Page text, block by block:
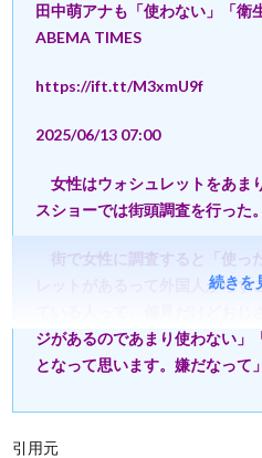
田中萌アナも「使わない」「衛
ABEMA TIMES
https://ift.tt/M3xmU9f
2025/06/13 07:00
女性はウォシュレットをあま
スショーでは街頭調査を行った。
街で女性に調査すると「使っ
レットがあるって外国人からす
ジがあるのであまり使わない」
となって思います。嫌だなって
引用元
続きを